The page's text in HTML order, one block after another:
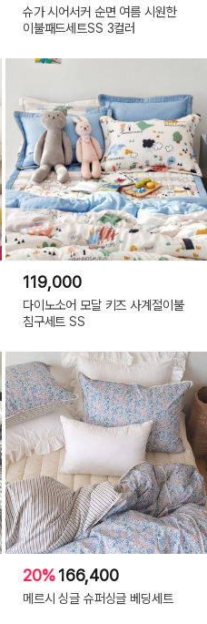
슈가 시어서커 순면 여름 시원한
이불패드세트SS 3컬러
119,000
다이노소어 모달 키즈 사계절이불
침구세트 SS
20%166,400
메르시 싱글 슈퍼싱글 베딩세트